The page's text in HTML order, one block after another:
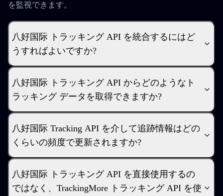
を監視できます。
八好国际 トラッキング API を統合するにはど
うすればよいですか?
八好国际 トラッキング API からどのようなト
ラッキング データを取得できますか?
八好国际 Tracking API を介して追跡情報はどの
くらいの頻度で更新されますか?
八好国际 トラッキング API を直接使用するの
ではなく、TrackingMore トラッキング API を使